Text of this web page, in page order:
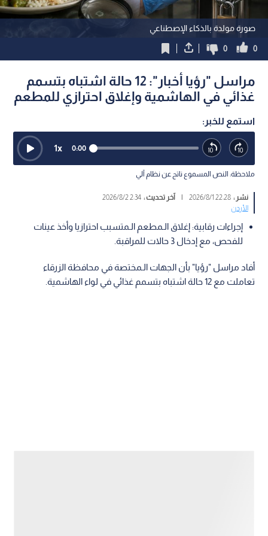
صورة مولدة بالذكاء الإصطناعي
0
0
مراسل "رؤيا أخبار": 12 حالة اشتباه بتسمم
غذائي في الهاشمية وإغلاق احترازي للمطعم
استمع للخبر:
0:00
1x
ملاحظة: النص المسموع ناتج عن نظام آلي
نشر :22:28 2026/8/1
| آخر تحديث :2:34 2026/8/2
الأردن
إجراءات رقابية: إغلاق الـمطعم الـمتسبب احترازيا وأخذ عينات
للفحص، مع إدخال 3 حالات للمراقبة.
أفاد مراسل "رؤيا" بأن الجهات الـمختصة في محافظة الزرقاء
تعاملت مع 12 حالة اشتباه بتسمم غذائي في لواء الهاشمية.